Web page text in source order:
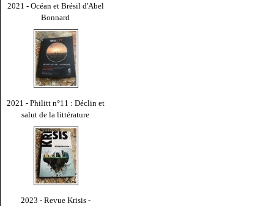
2021 - Océan et Brésil d'Abel
Bonnard
2021 - Philitt n°11 : Déclin et
salut de la littérature
2023 - Revue Krisis -